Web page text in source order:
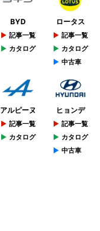
BYD
記事一覧
カタログ
ロータス
記事一覧
カタログ
中古車
アルピーヌ
記事一覧
カタログ
ヒョンデ
記事一覧
カタログ
中古車